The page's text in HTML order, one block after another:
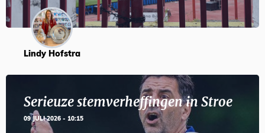
Lindy Hofstra
Serieuze stemverheffingen in Stroe
09 JULI 2026 - 10:15